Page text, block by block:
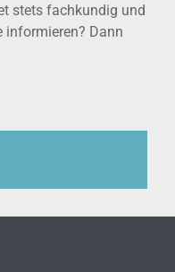
stets fachkundig und
informieren? Dann